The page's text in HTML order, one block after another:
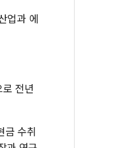
업과 에
전년
금 수취